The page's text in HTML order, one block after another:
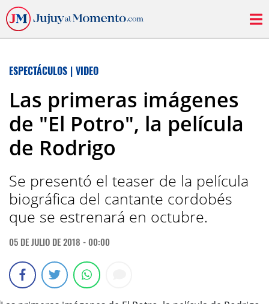
ESPECTÁCULOS | VIDEO
Las primeras imágenes
de "El Potro", la película
de Rodrigo
Se presentó el teaser de la película
biográfica del cantante cordobés
que se estrenará en octubre.
05 DE JULIO DE 2018 - 00:00